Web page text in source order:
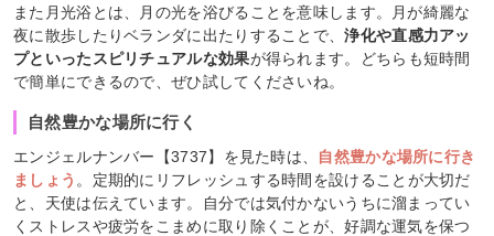
また月光浴とは、月の光を浴びることを意味します。月が綺麗な
夜に散歩したりベランダに出たりすることで、浄化や直感力アッ
プといったスピリチュアルな効果が得られます。どちらも短時間
で簡単にできるので、ぜひ試してくださいね。
自然豊かな場所に行く
エンジェルナンバー【3737】を見た時は、
自然豊かな場所に行き
ましょう 。定期的にリフレッシュする時間を設けることが大切だ
と、天使は伝えています。自分では気付かないうちに溜まってい
くストレスや疲労をこまめに取り除くことが、好調な運気を保つ